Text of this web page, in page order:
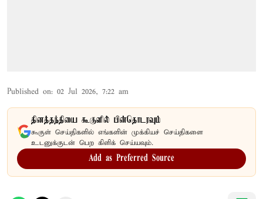
Published on: 02 Jul 2026, 7:22 am
தினத்தந்தியை கூகுளில் பின்தொடரவும்
கூகுள் செய்திகளில் எங்களின் முக்கியச் செய்திகளை
உடனுக்குடன் பெற கிளிக் செய்யவும்.
Add as Preferred Source